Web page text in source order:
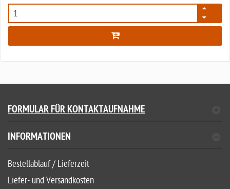
6955
FORMULAR FÜR KONTAKTAUFNAHME
INFORMATIONEN
Bestellablauf / Lieferzeit
Liefer- und Versandkosten